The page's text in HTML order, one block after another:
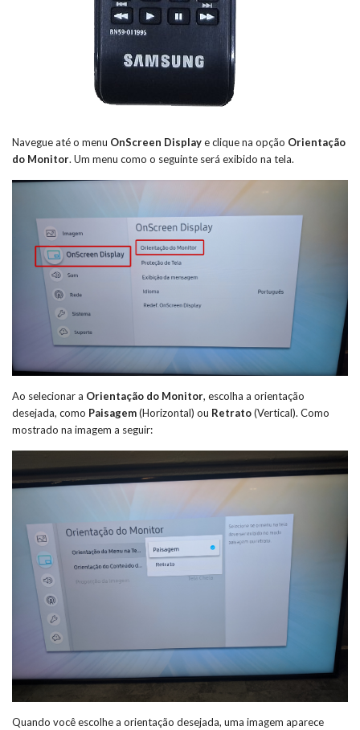
Navegue até o menu OnScreen Displaye clique na opção Orientação
do Monitor. Um menu como o seguinte será exibido na tela.
Ao selecionar a Orientação do Monitor, escolha a orientação
desejada, como Paisagem(Horizontal) ou Retrato(Vertical). Como
mostrado na imagem a seguir:
Quando você escolhe a orientação desejada, uma imagem aparece